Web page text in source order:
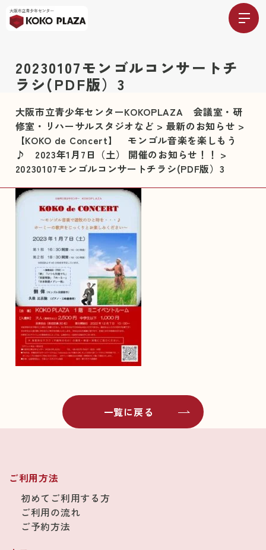
20230107モンゴルコンサートチ
ラシ(PDF版）3
大阪市立青少年センターKOKOPLAZA 会議室・研
修室・リハーサルスタジオなど > 最新のお知らせ >
【KOKO de Concert】 モンゴル音楽を楽しもう
♪ 2023年1月7日（土） 開催のお知らせ！！ >
20230107モンゴルコンサートチラシ(PDF版）3
一覧に戻る
ご利用方法
初めてご利用する方
ご利用の流れ
ご予約方法